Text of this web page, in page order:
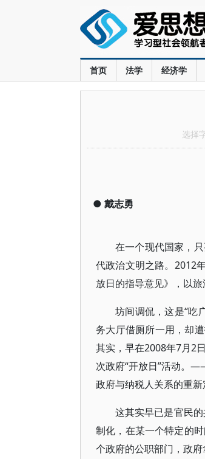
首页 法学 经济学
选择
● 戴志勇
在一个现代国家，
代政治文明之路。2012
放日的指导意见》，以旅
坊间调侃，这是“吃
务大厅借厕所一用，却
其实，早在2008年7月2
次政府“开放日”活动。
政府与纳税人关系的重新
这其实早已是官民
制化，在某一个特定的
个政府的公职部门，政